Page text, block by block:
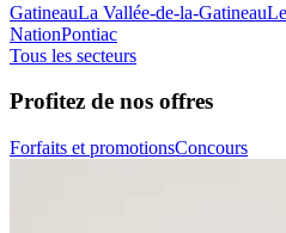
GatineauLa Vallée-de-la-Gatineau
NationPontiac
Tous les secteurs
Profitez de nos offres
Forfaits et promotionsConcours